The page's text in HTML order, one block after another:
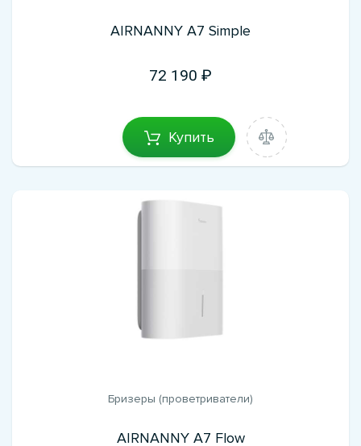
AIRNANNY A7 Simple
72 190
Купить
Бризеры (проветриватели)
AIRNANNY A7 Flow